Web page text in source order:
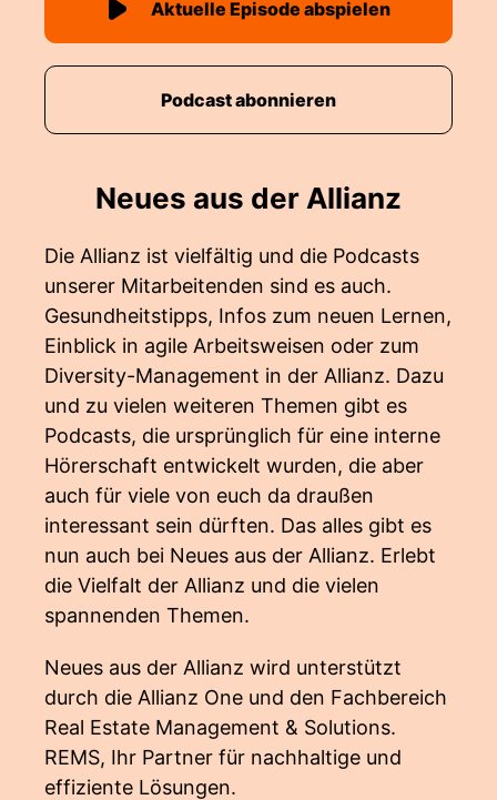
Neues aus der Allianz
Die Allianz ist vielfältig und die Podcasts
unserer Mitarbeitenden sind es auch.
Gesundheitstipps, Infos zum neuen Lernen,
Einblick in agile Arbeitsweisen oder zum
Diversity-Management in der Allianz. Dazu
und zu vielen weiteren Themen gibt es
Podcasts, die ursprünglich für eine interne
Hörerschaft entwickelt wurden, die aber
auch für viele von euch da draußen
interessant sein dürften. Das alles gibt es
nun auch bei Neues aus der Allianz. Erlebt
die Vielfalt der Allianz und die vielen
spannenden Themen.
Neues aus der Allianz wird unterstützt
durch die Allianz One und den Fachbereich
Real Estate Management & Solutions.
REMS, Ihr Partner für nachhaltige und
effiziente Lösungen.
Aktuelle Episode abspielen
Podcast abonnieren